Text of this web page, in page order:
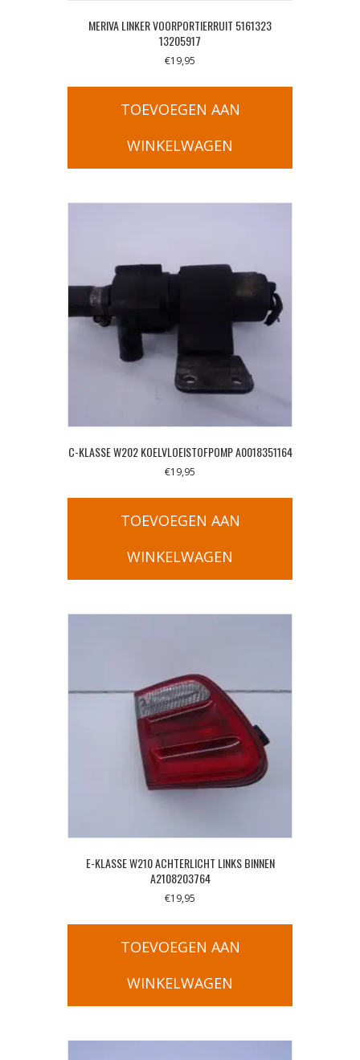
MERIVA LINKER VOORPORTIERRUIT 5161323
13205917
€19,95
TOEVOEGEN AAN
WINKELWAGEN
C-KLASSE W202 KOELVLOEISTOFPOMP A0018351164
€19,95
TOEVOEGEN AAN
WINKELWAGEN
E-KLASSE W210 ACHTERLICHT LINKS BINNEN
A2108203764
€19,95
TOEVOEGEN AAN
WINKELWAGEN